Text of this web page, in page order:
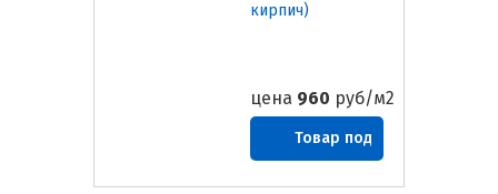
кирпич)
цена 960 руб/м2
Товар под
заказ